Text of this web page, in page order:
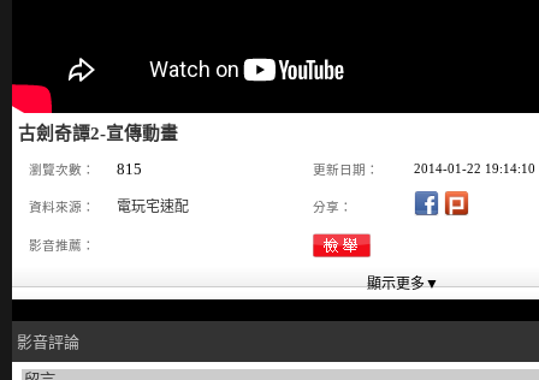
古劍奇譚2-宣傳動畫
瀏覽次數： 815 更新日期： 2014-01-22 19:14:10
資料來源： 電玩宅速配 分享：
影音推薦：
影音評論